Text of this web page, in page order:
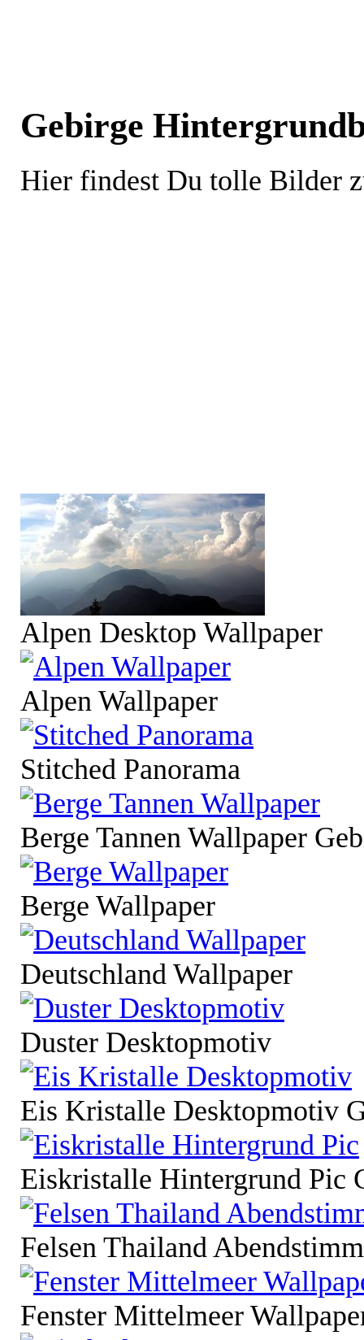
Gebirge
Hier findest Du tolle Bilder
Alpen Desktop Wallpaper
Alpen Wallpaper
Stitched Panorama
Berge Tannen Wallpaper
Berge Wallpaper
Deutschland Wallpaper
Duster Desktopmotiv
Eis Kristalle Desktopmotiv
Eiskristalle Hintergrund Pic
Felsen Thailand
Fenster Mittelmeer